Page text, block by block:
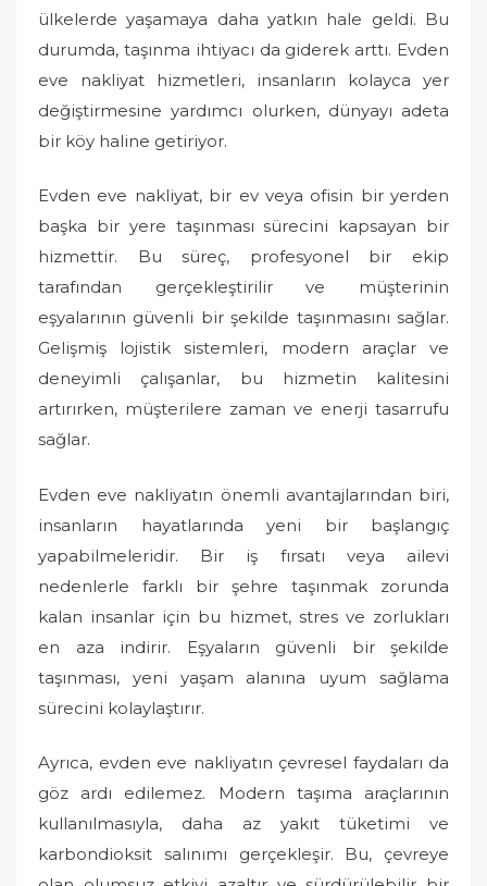
ülkelerde yaşamaya daha yatkın hale geldi. Bu
durumda, taşınma ihtiyacı da giderek arttı. Evden
eve nakliyat hizmetleri, insanların kolayca yer
değiştirmesine yardımcı olurken, dünyayı adeta
bir köy haline getiriyor.
Evden eve nakliyat, bir ev veya ofisin bir yerden
başka bir yere taşınması sürecini kapsayan bir
hizmettir. Bu süreç, profesyonel bir ekip
tarafından gerçekleştirilir ve müşterinin
eşyalarının güvenli bir şekilde taşınmasını sağlar.
Gelişmiş lojistik sistemleri, modern araçlar ve
deneyimli çalışanlar, bu hizmetin kalitesini
artırırken, müşterilere zaman ve enerji tasarrufu
sağlar.
Evden eve nakliyatın önemli avantajlarından biri,
insanların hayatlarında yeni bir başlangıç
yapabilmeleridir. Bir iş fırsatı veya ailevi
nedenlerle farklı bir şehre taşınmak zorunda
kalan insanlar için bu hizmet, stres ve zorlukları
en aza indirir. Eşyaların güvenli bir şekilde
taşınması, yeni yaşam alanına uyum sağlama
sürecini kolaylaştırır.
Ayrıca, evden eve nakliyatın çevresel faydaları da
göz ardı edilemez. Modern taşıma araçlarının
kullanılmasıyla, daha az yakıt tüketimi ve
karbondioksit salınımı gerçekleşir. Bu, çevreye